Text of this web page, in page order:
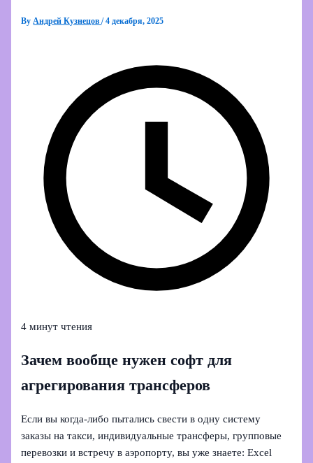
ByАндрей Кузнецов/4 декабря, 2025
4 минут чтения
Зачем вообще нужен софт для
агрегирования трансферов
Если вы когда‑либо пытались свести в одну систему
заказы на такси, индивидуальные трансферы, групповые
перевозки и встречу в аэропорту, вы уже знаете: Excel